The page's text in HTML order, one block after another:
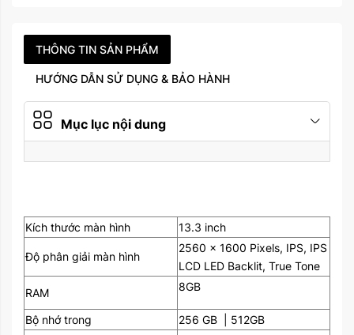
Năm ra mắt
Tình trạng sản phẩm
Mới Inbox 0944 585858
/ Máy like new
THÔNG TIN SẢN PHẨM
HƯỚNG DẪN SỬ DỤNG & BẢO HÀNH
Mục lục nội dung
Kích thước màn hình 13.3 inch
Độ phân giải màn hình
2560 x 1600 Pixels, IPS, IPS
LCD LED Backlit, True Tone
RAM
8GB
Bộ nhớ trong
256 GB | 512GB